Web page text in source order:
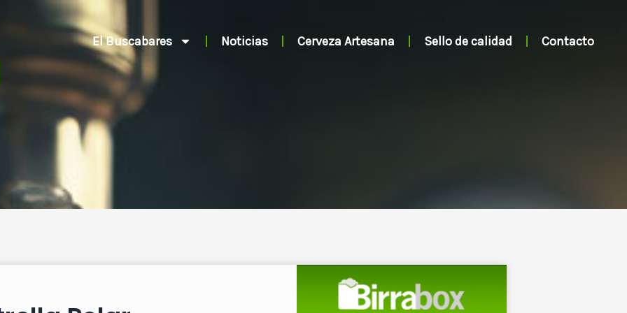
El Buscabares Noticias Cerveza Artesana Sello de calidad Contacto